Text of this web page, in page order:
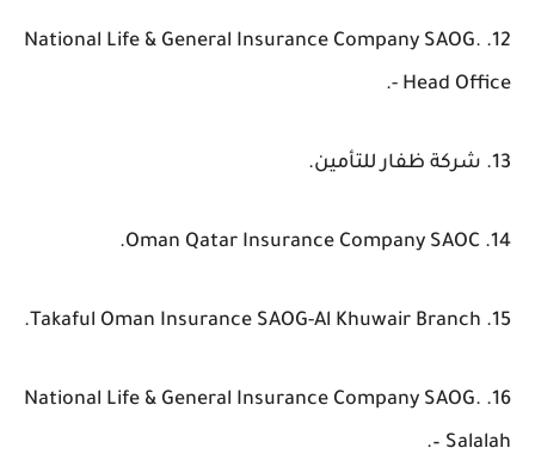
12. National Life & General Insurance Company SAOG.
- Head Office.
13. شركة ظفار للتأمين.
14. Oman Qatar Insurance Company SAOC.
15. Takaful Oman Insurance SAOG-Al Khuwair Branch.
16. National Life & General Insurance Company SAOG.
– Salalah.